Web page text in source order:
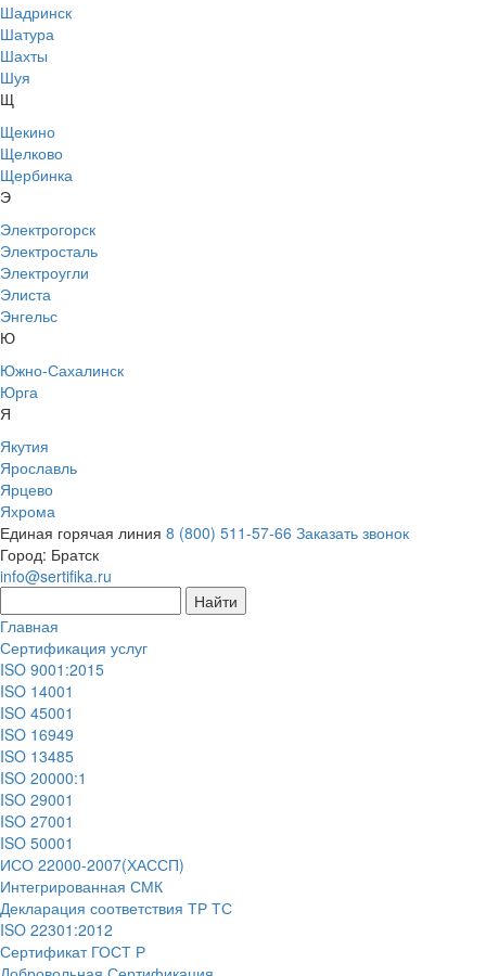
Шадринск
Шатура
Шахты
Шуя
Щ
Щекино
Щелково
Щербинка
Э
Электрогорск
Электросталь
Электроугли
Элиста
Энгельс
Ю
Южно-Сахалинск
Юрга
Я
Якутия
Ярославль
Ярцево
Яхрома
Единая горячая линия 8 (800) 511-57-66 Заказать звонок
Город: Братск
info@sertifika.ru
Главная
Сертификация услуг
ISO 9001:2015
ISO 14001
ISO 45001
ISO 16949
ISO 13485
ISO 20000:1
ISO 29001
ISO 27001
ISO 50001
ИСО 22000-2007(ХАССП)
Интегрированная СМК
Декларация соответствия ТР ТС
ISO 22301:2012
Сертификат ГОСТ Р